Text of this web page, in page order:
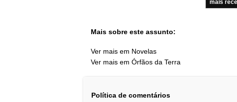
mais
Mais sobre este assunto:
Ver mais em Novelas
Ver mais em Órfãos da Terra
Política de comentários